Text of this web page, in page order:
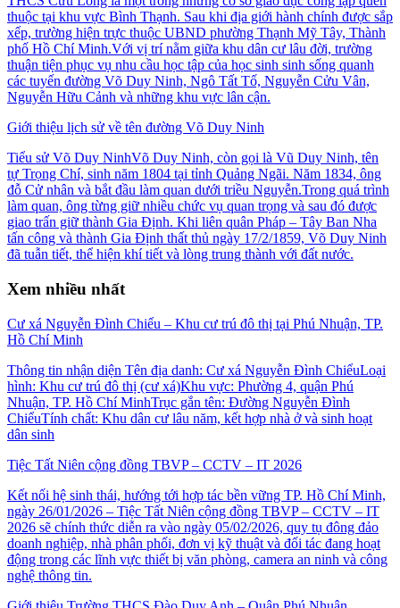
thuộc tại khu vực Bình Thạnh. Sau khi địa giới hành chính được sắp
xếp, trường hiện trực thuộc UBND phường Thạnh Mỹ Tây, Thành
phố Hồ Chí Minh.Với vị trí nằm giữa khu dân cư lâu đời, trường
thuận tiện phục vụ nhu cầu học tập của học sinh sinh sống quanh
các tuyến đường Võ Duy Ninh, Ngô Tất Tố, Nguyễn Cửu Vân,
Nguyễn Hữu Cảnh và những khu vực lân cận.
Giới thiệu lịch sử về tên đường Võ Duy Ninh
Tiểu sử Võ Duy NinhVõ Duy Ninh, còn gọi là Vũ Duy Ninh, tên
tự Trọng Chí, sinh năm 1804 tại tỉnh Quảng Ngãi. Năm 1834, ông
đỗ Cử nhân và bắt đầu làm quan dưới triều Nguyễn.Trong quá trình
làm quan, ông từng giữ nhiều chức vụ quan trọng và sau đó được
giao trấn giữ thành Gia Định. Khi liên quân Pháp – Tây Ban Nha
tấn công và thành Gia Định thất thủ ngày 17/2/1859, Võ Duy Ninh
đã tuẫn tiết, thể hiện khí tiết và lòng trung thành với đất nước.
Xem nhiều nhất
Cư xá Nguyễn Đình Chiểu – Khu cư trú đô thị tại Phú Nhuận, TP.
Hồ Chí Minh
Thông tin nhận diện Tên địa danh: Cư xá Nguyễn Đình ChiểuLoại
hình: Khu cư trú đô thị (cư xá)Khu vực: Phường 4, quận Phú
Nhuận, TP. Hồ Chí MinhTrục gắn tên: Đường Nguyễn Đình
ChiểuTính chất: Khu dân cư lâu năm, kết hợp nhà ở và sinh hoạt
dân sinh
Tiệc Tất Niên cộng đồng TBVP – CCTV – IT 2026
Kết nối hệ sinh thái, hướng tới hợp tác bền vững TP. Hồ Chí Minh,
ngày 26/01/2026 – Tiệc Tất Niên cộng đồng TBVP – CCTV – IT
2026 sẽ chính thức diễn ra vào ngày 05/02/2026, quy tụ đông đảo
doanh nghiệp, nhà phân phối, đơn vị kỹ thuật và đối tác đang hoạt
động trong các lĩnh vực thiết bị văn phòng, camera an ninh và công
nghệ thông tin.